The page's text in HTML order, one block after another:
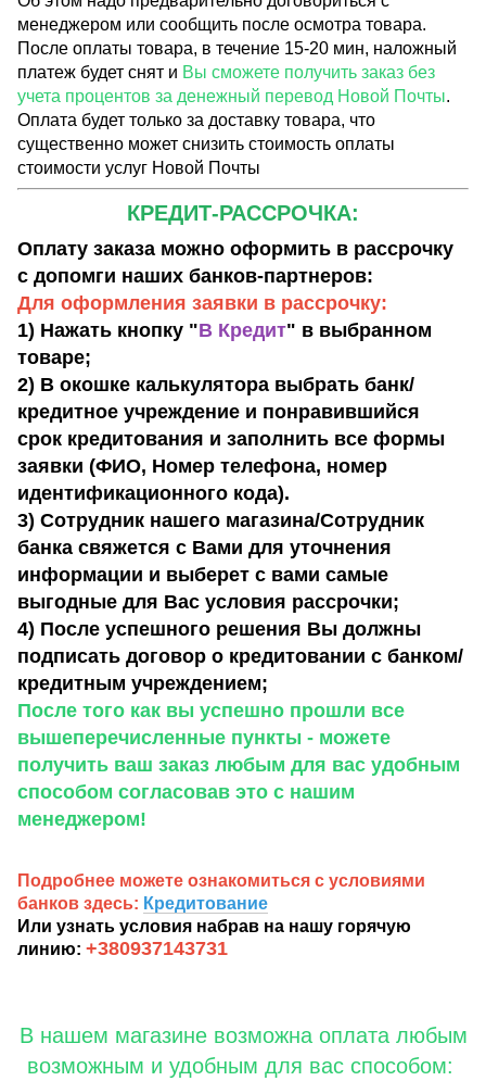
менеджером или сообщить после осмотра товара.
После оплаты товара, в течение 15-20 мин, наложный
платеж будет снят и Вы сможете получить заказ без
учета процентов за денежный перевод Новой Почты.
Оплата будет только за доставку товара, что
существенно может снизить стоимость оплаты
стоимости услуг Новой Почты
КРЕДИТ-РАССРОЧКА:
Оплату заказа можно оформить в рассрочку
с допомги наших банков-партнеров:
Для оформления заявки в рассрочку:
1) Нажать кнопку "В Кредит" в выбранном
товаре;
2) В окошке калькулятора выбрать банк/
кредитное учреждение и понравившийся
срок кредитования и заполнить все формы
заявки (ФИО, Номер телефона, номер
идентификационного кода).
3) Сотрудник нашего магазина/Сотрудник
банка свяжется с Вами для уточнения
информации и выберет с вами самые
выгодные для Вас условия рассрочки;
4) После успешного решения Вы должны
подписать договор о кредитовании с банком/
кредитным учреждением;
После того как вы успешно прошли все
вышеперечисленные пункты - можете
получить ваш заказ любым для вас удобным
способом согласовав это с нашим
менеджером!
Подробнее можете ознакомиться с условиями
банков здесь: Кредитование
Или узнать условия набрав на нашу горячую
линию: +380937143731
В нашем магазине возможна оплата любым
возможным и удобным для вас способом: